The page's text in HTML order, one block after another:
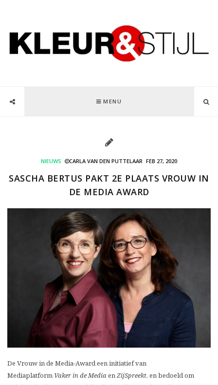
MENU
NIEUWS CARLA VAN DEN PUTTELAAR FEB 27, 2020
SASCHA BERTUS PAKT 2E PLAATS VROUW IN
DE MEDIA AWARD
De Vrouw in de Media-Award een initiatief van
Mediaplatform Vaker in de MediaenZijSpreekt, en bedoeld om